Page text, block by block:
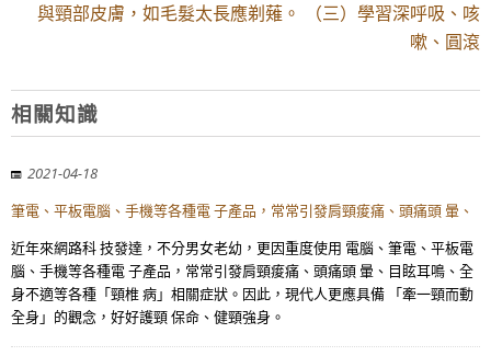
與頸部皮膚，如毛髮太長應剃薙。 （三）學習深呼吸、咳
嗽、圓滾
相關知識
2021-04-18
筆電、平板電腦、手機等各種電 子產品，常常引發肩頸痠痛、頭痛頭 暈、
近年來網路科 技發達，不分男女老幼，更因重度使用 電腦、筆電、平板電
腦、手機等各種電 子產品，常常引發肩頸痠痛、頭痛頭 暈、目眩耳鳴、全
身不適等各種「頸椎 病」相關症狀。因此，現代人更應具備 「牽一頸而動
全身」的觀念，好好護頸 保命、健頸強身。